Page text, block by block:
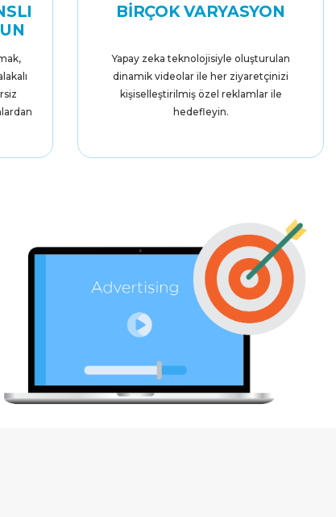
BIRÇOK VARYASYON
Yapay zeka teknolojisiyle oluşturulan
dinamik videolar ile her ziyaretçinizi
kişiselleştirilmiş özel reklamlar ile
hedefleyin.